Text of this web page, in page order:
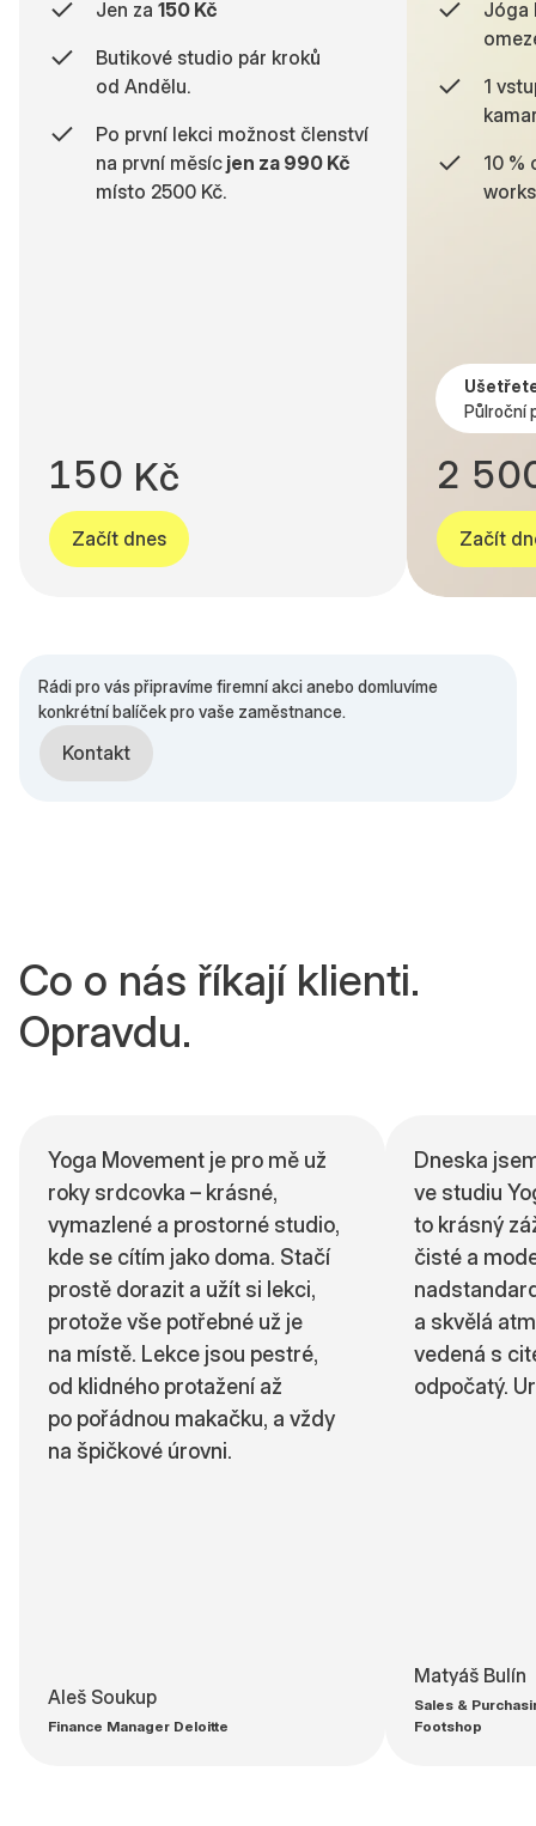
Jen za 150 Kč
Butikové studio pár kroků
od Andělu.
Po první lekci možnost členství
na první měsíc jen za 990 Kč
místo 2500 Kč.
150 Kč
Začít dnes
Jóga
1
10 %
Půlroční
9
0
1
2
2
3
4
5
7
8
9
0
Začít
Rádi pro vás připravíme firemní akci anebo domluvíme
konkrétní balíček pro vaše zaměstnance.
Kontakt
Co o nás říkají klienti.
Opravdu.
Yoga Movement je pro mě už
roky srdcovka – krásné,
vymazlené a prostorné studio,
kde se cítím jako doma. Stačí
prostě dorazit a užít si lekci,
protože vše potřebné už je
na místě. Lekce jsou pestré,
od klidného protažení až
po pořádnou makačku, a vždy
na špičkové úrovni.
Aleš Soukup
Finance Manager Deloitte
Dneska
ve studiu
to krásný
čisté a
a skvělá
vedená s
odpočatý.
Matyáš Bulín
Sales &
Footshop